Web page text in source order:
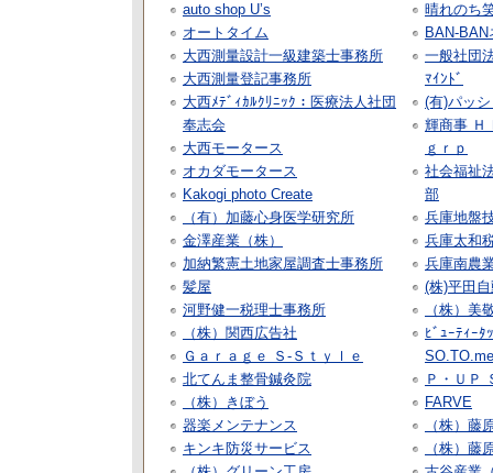
auto shop U’s
オートタイム
大西測量設計一級建築士事務所
大西測量登記事務所
大西ﾒﾃﾞｨｶﾙｸﾘﾆｯｸ：医療法人社団
奉志会
大西モータース
オカダモータース
Kakogi photo Create
（有）加藤心身医学研究所
金澤産業（株）
加納繁憲土地家屋調査士事務所
髪屋
河野健一税理士事務所
（株）関西広告社
Ｇａｒａｇｅ Ｓ-Ｓｔｙｌｅ
北てんま整骨鍼灸院
（株）きぼう
器楽メンテナンス
キンキ防災サービス
晴れのち
BAN-
一般社団
ﾏｲﾝﾄﾞ
(有)パッ
輝商事 Ｈ
ｇｒｐ
社会福祉
部
兵庫地盤
兵庫太和
兵庫南農
(株)平田
（株）美
ﾋﾞｭｰﾃｨｰﾀ
Ｐ・ＵＰ
FARVE
（株）藤
（株）藤